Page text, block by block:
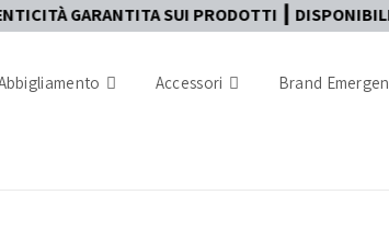
SUI PRODOTTI ┃ DISPONIBILE
Accessori Brand